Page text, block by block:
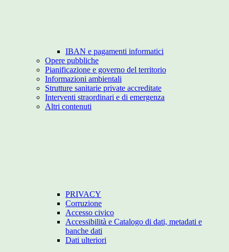
IBAN e pagamenti informatici
Opere pubbliche
Pianificazione e governo del territorio
Informazioni ambientali
Strutture sanitarie private accreditate
Interventi straordinari e di emergenza
Altri contenuti
PRIVACY
Corruzione
Accesso civico
Accessibilità e Catalogo di dati, metadati e
banche dati
Dati ulteriori